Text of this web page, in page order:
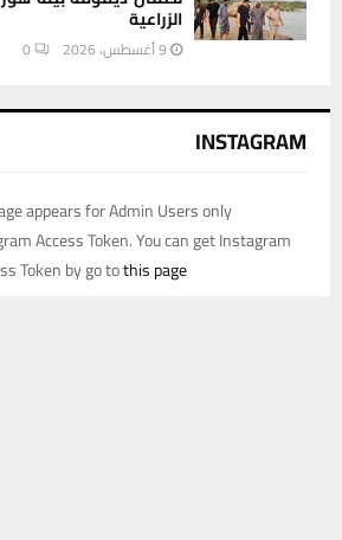
الزراعية
9 أغسطس، 2026 0
INSTAGRAM
appears for Admin Users only:
Access Token. You can get Instagram
Token by go tothis page